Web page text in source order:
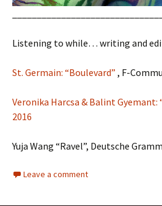
Listening to while… writing and
St. Germain: “Boulevard” , F-
Veronika Harcsa & Balint Gyemant:
2016
Yuja Wang “Ravel”, Deutsche
Leave a comment